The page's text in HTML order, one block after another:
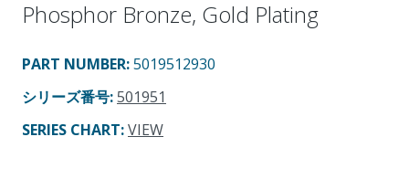
Phosphor Bronze, Gold Plating
PART NUMBER:5019512930
シリーズ番号:501951
SERIES CHART:VIEW